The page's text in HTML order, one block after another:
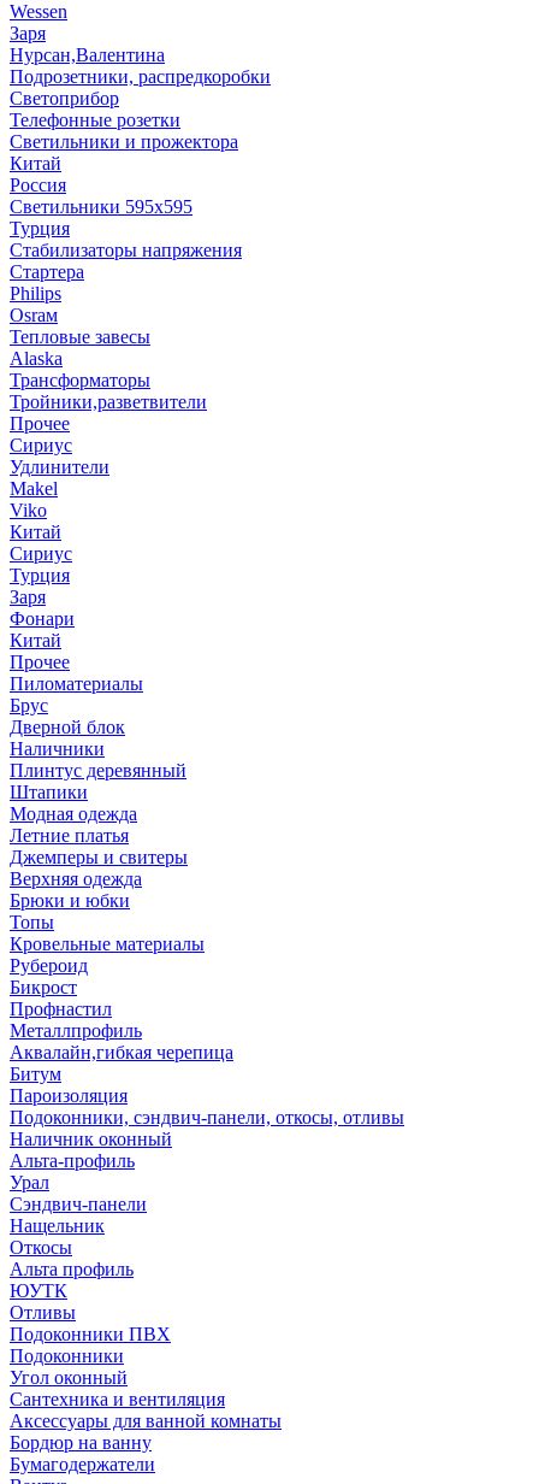
Wessen
Заря
Нурсан,Валентина
Подрозетники, распредкоробки
Светоприбор
Телефонные розетки
Светильники и прожектора
Китай
Россия
Светильники 595х595
Турция
Стабилизаторы напряжения
Стартера
Philips
Оsrам
Тепловые завесы
Alaska
Трансформаторы
Тройники,разветвители
Прочее
Сириус
Удлинители
Makel
Viko
Китай
Сириус
Турция
Заря
Фонари
Китай
Прочее
Пиломатериалы
Брус
Дверной блок
Наличники
Плинтус деревянный
Штапики
Модная одежда
Летние платья
Джемперы и свитеры
Верхняя одежда
Брюки и юбки
Топы
Кровельные материалы
Рубероид
Бикрост
Профнастил
Металлпрофиль
Аквалайн,гибкая черепица
Битум
Пароизоляция
Подоконники, сэндвич-панели, откосы, отливы
Наличник оконный
Альта-профиль
Урал
Сэндвич-панели
Нащельник
Откосы
Альта профиль
ЮУТК
Отливы
Подоконники ПВХ
Подоконники
Угол оконный
Сантехника и вентиляция
Аксессуары для ванной комнаты
Бордюр на ванну
Бумагодержатели